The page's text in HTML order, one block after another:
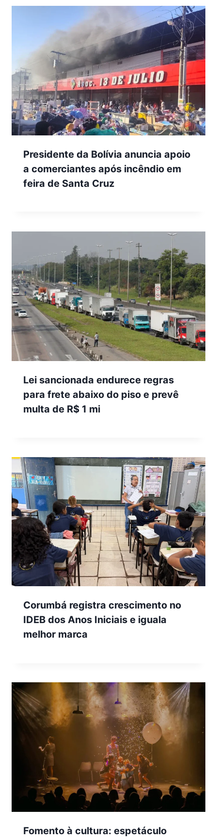
Presidente da Bolívia anuncia apoio
a comerciantes após incêndio em
feira de Santa Cruz
Lei sancionada endurece regras
para frete abaixo do piso e prevê
multa de R$ 1 mi
Corumbá registra crescimento no
IDEB dos Anos Iniciais e iguala
melhor marca
Fomento à cultura: espetáculo